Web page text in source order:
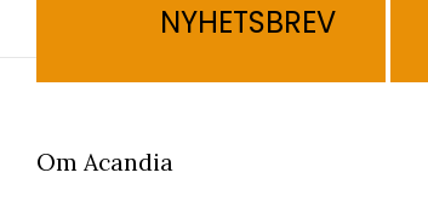
NYHETSBREV
Om Acandia